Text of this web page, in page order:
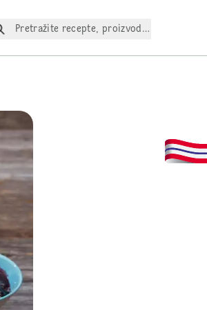
Pretražite recepte, proizvode itd.